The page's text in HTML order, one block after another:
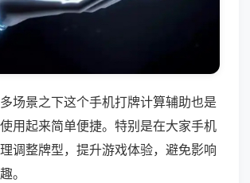
场景之下这个手机打牌计算辅助也是
用起来简单便捷。特别是在大家手机
调整牌型，提升游戏体验，避免影响
。